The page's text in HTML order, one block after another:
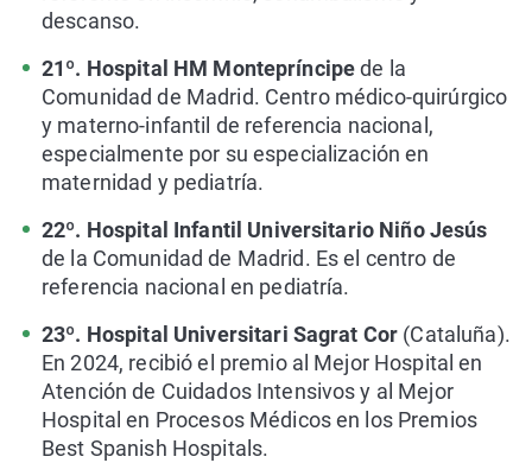
descanso.
21º. Hospital HM Montepríncipede la
Comunidad de Madrid. Centro médico-quirúrgico
y materno-infantil de referencia nacional,
especialmente por su especialización en
maternidad y pediatría.
22º. Hospital Infantil Universitario Niño Jesús
de la Comunidad de Madrid. Es el centro de
referencia nacional en pediatría.
23º. Hospital Universitari Sagrat Cor (Cataluña).
En 2024, recibió el premio al Mejor Hospital en
Atención de Cuidados Intensivos y al Mejor
Hospital en Procesos Médicos en los Premios
Best Spanish Hospitals.